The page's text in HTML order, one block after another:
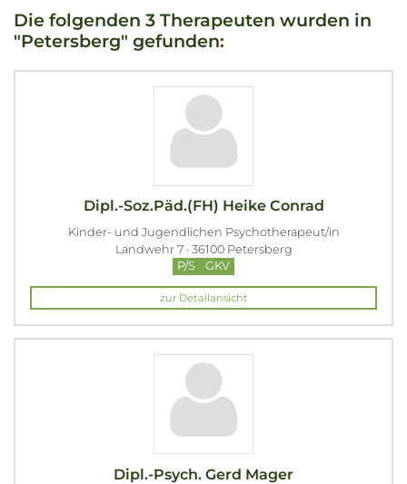
Die folgenden 3 Therapeuten wurden in
"Petersberg" gefunden:
Dipl.-Soz.Päd.(FH) Heike Conrad
Kinder- und Jugendlichen Psychotherapeut/in
Landwehr 7 · 36100 Petersberg
P/S
GKV
zur Detailansicht
Dipl.-Psych. Gerd Mager